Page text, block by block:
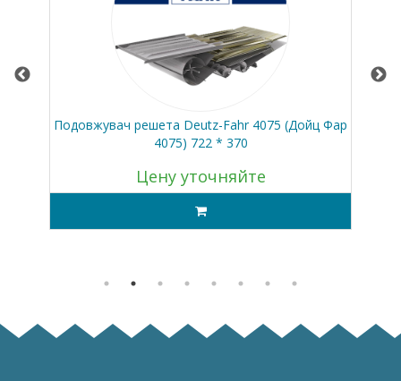
Подовжувач решета Deutz-Fahr 4075 (Дойц Фар
4075) 722 * 370
Цену уточняйте